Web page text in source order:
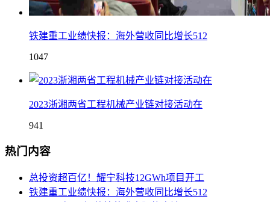
铁建重工业绩快报：海外营收同比增长512
1047
2023浙湘两省工程机械产业链对接活动在
941
热门内容
总投资超百亿！耀宁科技12GWh项目开工
铁建重工业绩快报：海外营收同比增长512